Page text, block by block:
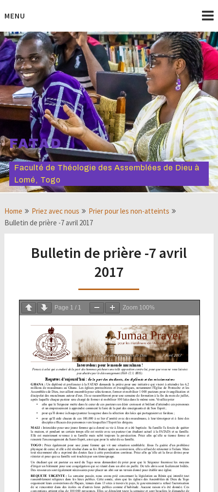
toMENU
FATAD
Faculté de Théologie des Assemblées de Dieu à
Lomé, Togo
Home Priez avec nous
Prier pour les non-atteints
Bulletin de prière -7 avril 2017
Bulletin de prière -7 avril
2017
Page 1 / 1 Zoom 100%